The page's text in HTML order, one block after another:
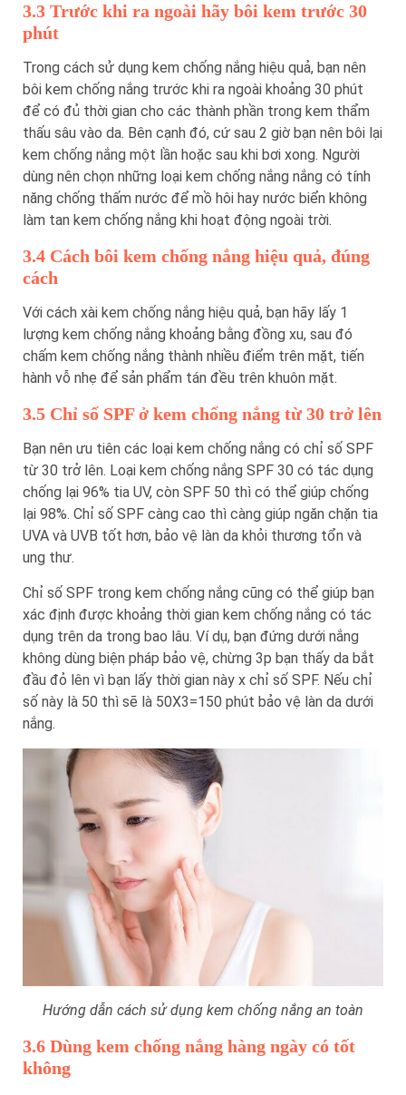
3.3 Trước khi ra ngoài hãy bôi kem trước 30
phút
Trong cách sử dụng kem chống nắng hiệu quả, bạn nên
bôi kem chống nắng trước khi ra ngoài khoảng 30 phút
để có đủ thời gian cho các thành phần trong kem thẩm
thấu sâu vào da. Bên cạnh đó, cứ sau 2 giờ bạn nên bôi lại
kem chống nắng một lần hoặc sau khi bơi xong. Người
dùng nên chọn những loại kem chống nắng nắng có tính
năng chống thấm nước để mồ hôi hay nước biển không
làm tan kem chống nắng khi hoạt động ngoài trời.
3.4 Cách bôi kem chống nắng hiệu quả, đúng
cách
Với cách xài kem chống nắng hiệu quả, bạn hãy lấy 1
lượng kem chống nắng khoảng bằng đồng xu, sau đó
chấm kem chống nắng thành nhiều điểm trên mặt, tiến
hành vỗ nhẹ để sản phẩm tán đều trên khuôn mặt.
3.5 Chỉ số SPF ở kem chống nắng từ 30 trở lên
Bạn nên ưu tiên các loại kem chống nắng có chỉ số SPF
từ 30 trở lên. Loại kem chống nắng SPF 30 có tác dụng
chống lại 96% tia UV, còn SPF 50 thì có thể giúp chống
lại 98%. Chỉ số SPF càng cao thì càng giúp ngăn chặn tia
UVA và UVB tốt hơn, bảo vệ làn da khỏi thương tổn và
ung thư.
Chỉ số SPF trong kem chống nắng cũng có thể giúp bạn
xác định được khoảng thời gian kem chống nắng có tác
dụng trên da trong bao lâu. Ví dụ, bạn đứng dưới nắng
không dùng biện pháp bảo vệ, chừng 3p bạn thấy da bắt
đầu đỏ lên vì bạn lấy thời gian này x chỉ số SPF. Nếu chỉ
số này là 50 thì sẽ là 50X3=150 phút bảo vệ làn da dưới
nắng.
Hướng dẫn cách sử dụng kem chống nắng an toàn
3.6 Dùng kem chống nắng hàng ngày có tốt
không